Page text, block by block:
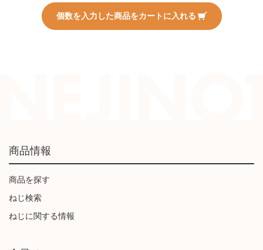
個数を入力した商品をカートに入れる
商品情報
商品を探す
ねじ検索
ねじに関する情報